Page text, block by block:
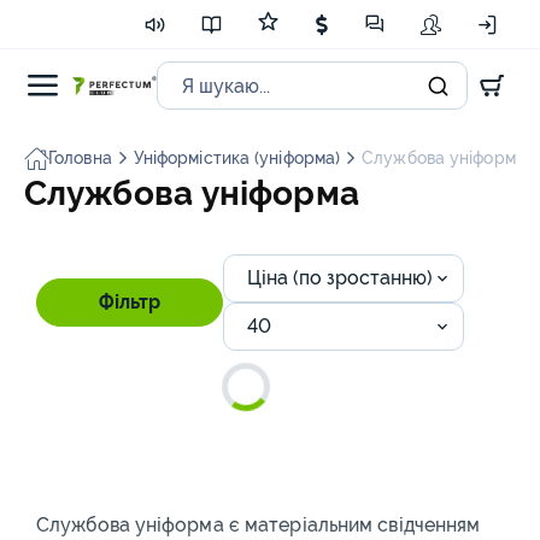
Головна Уніформістика (уніформа) Службова уніформа
Службова уніформа
Фільтр
Ціна (по зростанню)
40
Службова уніформа є матеріальним свідченням